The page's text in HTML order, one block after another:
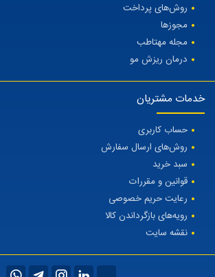
روش‌های پرداخت
مجوزها
مجله مهتاطب
درمان ریزش مو
خدمات مشتریان
حساب کاربری
روش‌های ارسال سفارش
سبد خرید
قوانین و مقررات
رعایت حریم خصوصی
رویه‌های بازگرداندن کالا
نقشه سایت